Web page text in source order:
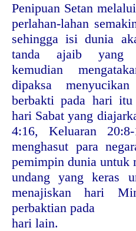
Penipuan Setan
perlahan-lahan
sehingga isi dunia
tanda ajaib yang
kemudian
dipaksa
berbakti pada hari
hari Sabat yang
4:16, Keluaran
menghasut para
pemimpin dunia untuk
undang yang keras
menajiskan hari
perbaktian pada
hari lain.